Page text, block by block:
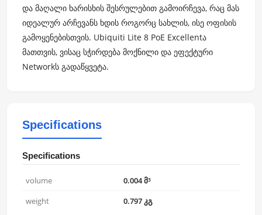
და მაღალი ხარისხის შესრულებით გამოირჩევა, რაც მას
იდეალურ არჩევანს ხდის როგორც სახლის, ისე ოფისის
გამოყენებისთვის. Ubiquiti Lite 8 PoE Excellentა
მათთვის, ვისაც სჭირდება მოქნილი და ეფექტური
Networkს გადაწყვეტა.
Specifications
Specifications
volume
0.004 მ³
weight
0.797 კგ